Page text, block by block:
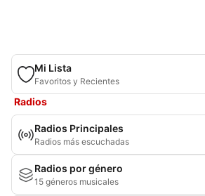
Mi Lista
Favoritos y Recientes
Radios
Radios Principales
Radios más escuchadas
Radios por género
15 géneros musicales